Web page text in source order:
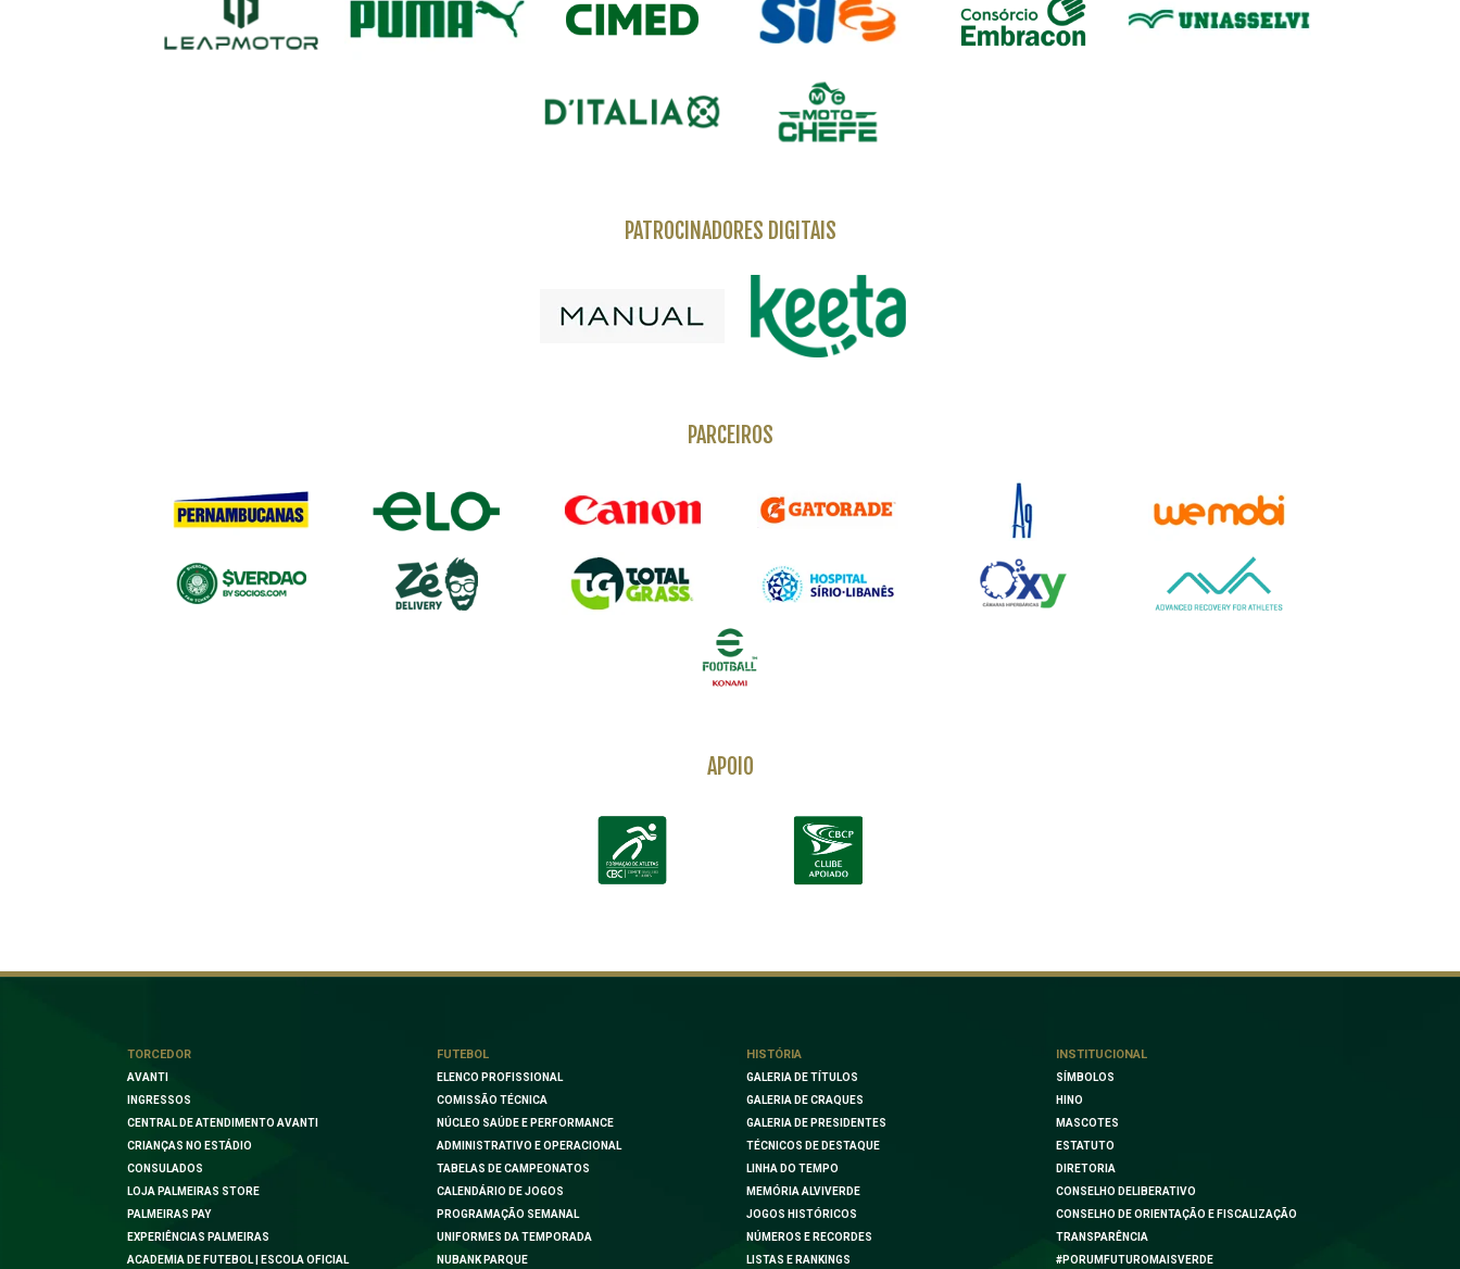
PATROCINADORES DIGITAIS
PARCEIROS
APOIO
TORCEDOR
AVANTI
INGRESSOS
CENTRAL DE ATENDIMENTO AVANTI
CRIANÇAS NO ESTÁDIO
CONSULADOS
LOJA PALMEIRAS STORE
PALMEIRAS PAY
EXPERIÊNCIAS PALMEIRAS
ACADEMIA DE FUTEBOL | ESCOLA OFICIAL
FUTEBOL
ELENCO PROFISSIONAL
COMISSÃO TÉCNICA
NÚCLEO SAÚDE E PERFORMANCE
ADMINISTRATIVO E OPERACIONAL
TABELAS DE CAMPEONATOS
CALENDÁRIO DE JOGOS
PROGRAMAÇÃO SEMANAL
UNIFORMES DA TEMPORADA
NUBANK PARQUE
HISTÓRIA
GALERIA DE TÍTULOS
GALERIA DE CRAQUES
GALERIA DE PRESIDENTES
TÉCNICOS DE DESTAQUE
LINHA DO TEMPO
MEMÓRIA ALVIVERDE
JOGOS HISTÓRICOS
NÚMEROS E RECORDES
LISTAS E RANKINGS
INSTITUCIONAL
SÍMBOLOS
HINO
MASCOTES
ESTATUTO
DIRETORIA
CONSELHO DELIBERATIVO
CONSELHO DE ORIENTAÇÃO E FISCALIZAÇÃO
TRANSPARÊNCIA
#PORUMFUTUROMAISVERDE